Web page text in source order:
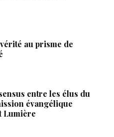
au prisme de
entre les élus du
évangélique
Lumière